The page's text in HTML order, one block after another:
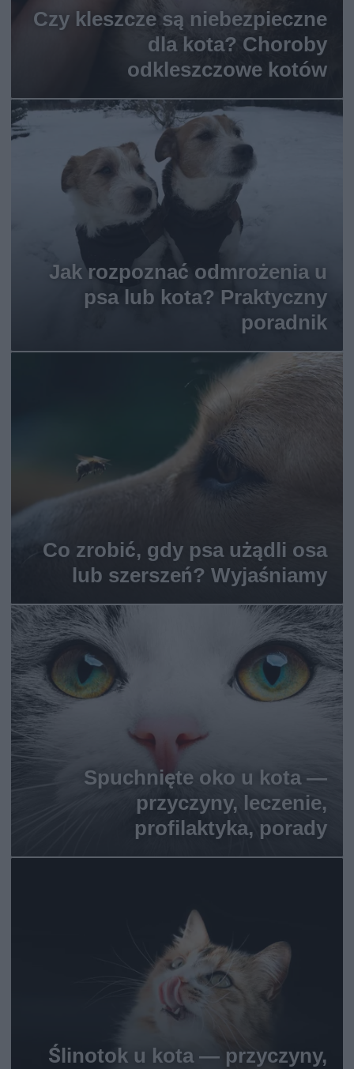
Czy kleszcze są niebezpieczne
dla kota? Choroby
odkleszczowe kotów
Jak rozpoznać odmrożenia u
psa lub kota? Praktyczny
poradnik
Co zrobić, gdy psa użądli osa
lub szerszeń? Wyjaśniamy
Spuchnięte oko u kota —
przyczyny, leczenie,
profilaktyka, porady
Ślinotok u kota — przyczyny,